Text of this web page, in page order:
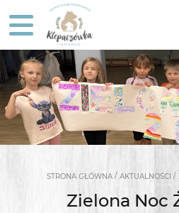
STRONA GŁÓWNA / AKTUALNOŚCI /
Zielona Noc